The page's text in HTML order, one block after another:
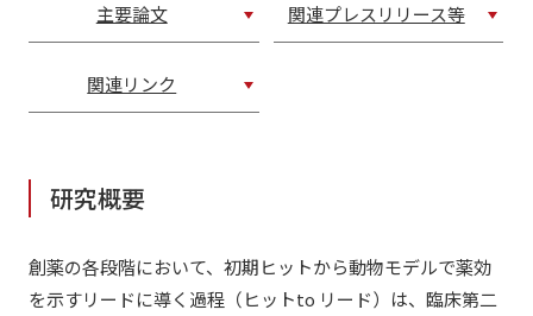
主要論文 関連プレスリリース等
関連リンク
研究概要
創薬の各段階において、初期ヒットから動物モデルで薬効
を示すリードに導く過程（ヒットto リード）は、臨床第二